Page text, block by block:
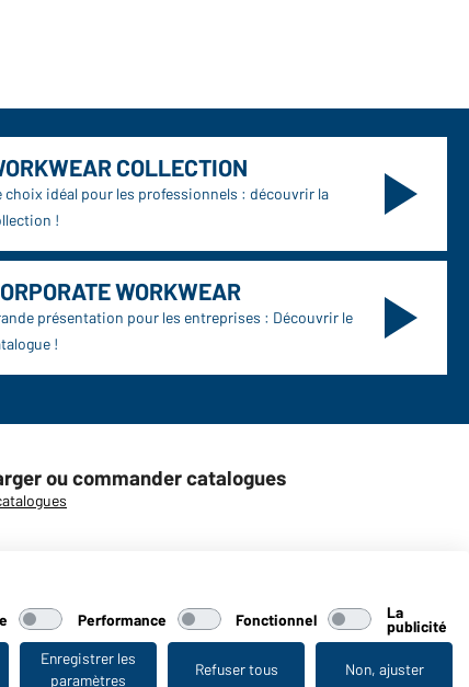
COLLECTION
choix idéal pour les professionnels : découvrir la
!
WORKWEAR
présentation pour les entreprises : Découvrir le
!
ou commander catalogues
Performance Fonctionnel La
publicité
Enregistrer les
paramètres
Refuser tous Non, ajuster